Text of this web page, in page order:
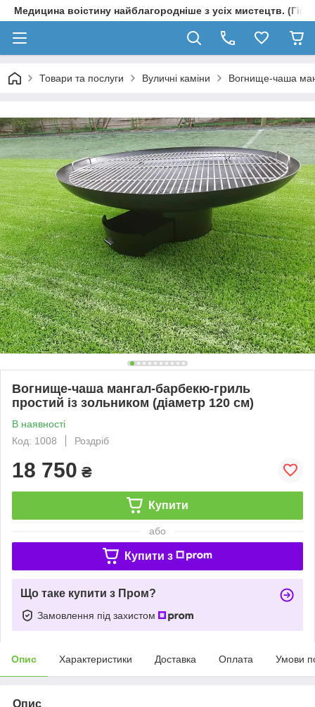
Медицина воістину найблагородніше з усіх мистецтв.
Товари та послуги Вуличні каміни Вогнище-чаша
Вогнище-чаша мангал-барбекю-гриль
простий із зольником (діаметр 120 см)
В наявності
Код: 1008
Роздріб
18 750 ₴
Купити
або
Купити з
Що таке купити з Пром?
Замовлення під захистом
Опис Характеристики Доставка Оплата Умови
Опис